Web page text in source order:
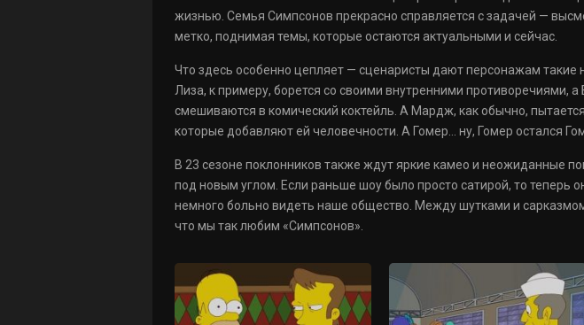
жизнью. Семья Симпсонов прекрасно справляется с задачей —
метко, поднимая темы, которые остаются актуальными и сейчас.
Что здесь особенно цепляет — сценаристы дают персонажам
Лиза, к примеру, борется со своими внутренними противоречиями,
смешиваются в комический коктейль. А Мардж, как обычно,
которые добавляют ей человечности. А Гомер… ну, Гомер остался
В 23 сезоне поклонников также ждут яркие камео и неожиданные
под новым углом. Если раньше шоу было просто сатирой, то теперь
немного больно видеть наше общество. Между шутками и
что мы так любим «Симпсонов».